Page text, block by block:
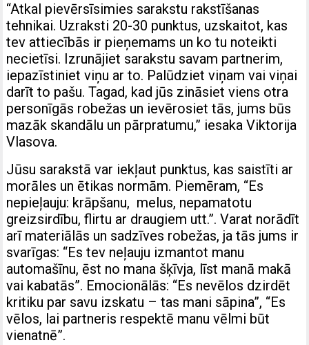
“Atkal pievērsīsimies sarakstu rakstīšanas
tehnikai. Uzraksti 20-30 punktus, uzskaitot, kas
tev attiecībās ir pieņemams un ko tu noteikti
necietīsi. Izrunājiet sarakstu savam partnerim,
iepazīstiniet viņu ar to. Palūdziet viņam vai viņai
darīt to pašu. Tagad, kad jūs zināsiet viens otra
personīgās robežas un ievērosiet tās, jums būs
mazāk skandālu un pārpratumu,” iesaka Viktorija
Vlasova.
Jūsu sarakstā var iekļaut punktus, kas saistīti ar
morāles un ētikas normām. Piemēram, “Es
nepieļauju: krāpšanu, melus, nepamatotu
greizsirdību, flirtu ar draugiem utt.”. Varat norādīt
arī materiālās un sadzīves robežas, ja tās jums ir
svarīgas: “Es tev neļauju izmantot manu
automašīnu, ēst no mana šķīvja, līst manā makā
vai kabatās”. Emocionālās: “Es nevēlos dzirdēt
kritiku par savu izskatu – tas mani sāpina”, “Es
vēlos, lai partneris respektē manu vēlmi būt
vienatnē”.